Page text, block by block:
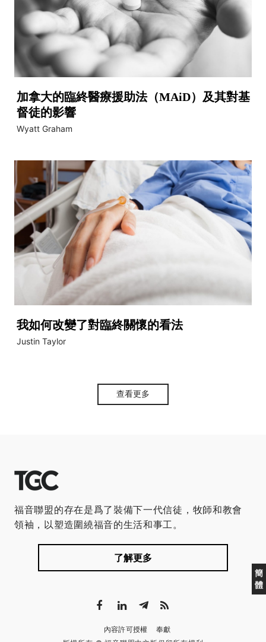
加拿大的臨終醫療援助法（MAiD）及其對基
督徒的影響
Wyatt Graham
我如何改變了對臨終關懷的看法
Justin Taylor
查看更多
簡
體
福音聯盟的存在是爲了裝備下一代信徒，牧師和教會
領袖，以塑造圍繞福音的生活和事工。
了解更多
內容許可授權
奉獻